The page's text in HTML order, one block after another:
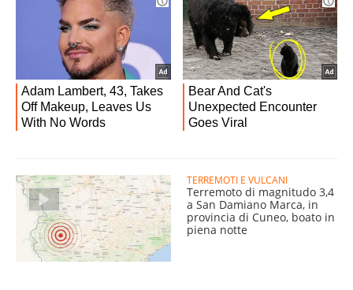
TERREMOTI E VULCANI
Terremoto di magnitudo 3,4
a San Damiano Marca, in
provincia di Cuneo, boato in
piena notte